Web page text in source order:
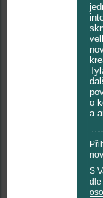
o
a
S
dle